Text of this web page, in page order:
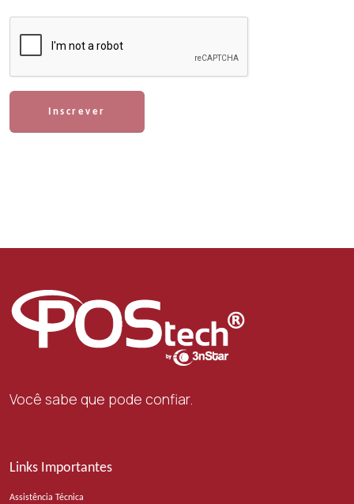
Inscrever
Você sabe que pode confiar.
Links Importantes
Assistência Técnica